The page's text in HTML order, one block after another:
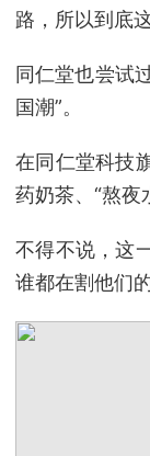
路，所以到底
同仁堂也尝试
国潮”。
在同仁堂科技
药奶茶、“熬夜
不得不说，这
谁都在割他们